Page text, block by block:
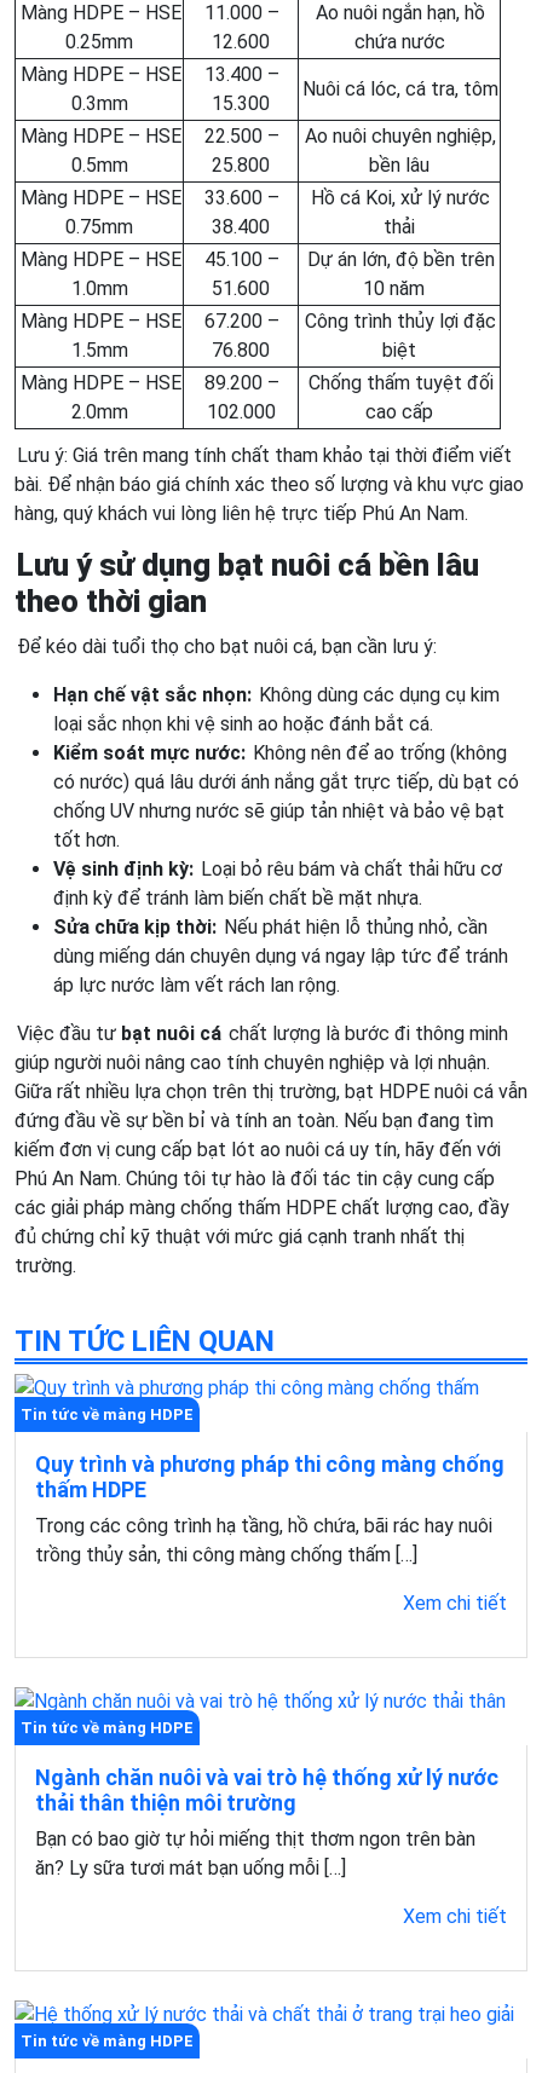
Màng HDPE – HSE
0.25mm
11.000 –
12.600
Ao nuôi ngắn hạn, hồ
chứa nước
Màng HDPE – HSE
0.3mm
13.400 –
15.300
Nuôi cá lóc, cá tra, tôm
Màng HDPE – HSE
0.5mm
22.500 –
25.800
Ao nuôi chuyên nghiệp,
bền lâu
Màng HDPE – HSE
0.75mm
33.600 –
38.400
Hồ cá Koi, xử lý nước
thải
Màng HDPE – HSE
1.0mm
45.100 –
51.600
Dự án lớn, độ bền trên
10 năm
Màng HDPE – HSE
1.5mm
67.200 –
76.800
Công trình thủy lợi đặc
biệt
Màng HDPE – HSE
2.0mm
89.200 –
102.000
Chống thấm tuyệt đối
cao cấp
Lưu ý: Giá trên mang tính chất tham khảo tại thời điểm viết
bài. Để nhận báo giá chính xác theo số lượng và khu vực giao
hàng, quý khách vui lòng liên hệ trực tiếp Phú An Nam.
Lưu ý sử dụng bạt nuôi cá bền lâu
theo thời gian
Để kéo dài tuổi thọ cho bạt nuôi cá, bạn cần lưu ý:
Hạn chế vật sắc nhọn: Không dùng các dụng cụ kim
loại sắc nhọn khi vệ sinh ao hoặc đánh bắt cá.
Kiểm soát mực nước: Không nên để ao trống (không
có nước) quá lâu dưới ánh nắng gắt trực tiếp, dù bạt có
chống UV nhưng nước sẽ giúp tản nhiệt và bảo vệ bạt
tốt hơn.
Vệ sinh định kỳ: Loại bỏ rêu bám và chất thải hữu cơ
định kỳ để tránh làm biến chất bề mặt nhựa.
Sửa chữa kịp thời: Nếu phát hiện lỗ thủng nhỏ, cần
dùng miếng dán chuyên dụng vá ngay lập tức để tránh
áp lực nước làm vết rách lan rộng.
Việc đầu tư bạt nuôi cá chất lượng là bước đi thông minh
giúp người nuôi nâng cao tính chuyên nghiệp và lợi nhuận.
Giữa rất nhiều lựa chọn trên thị trường, bạt HDPE nuôi cá vẫn
đứng đầu về sự bền bỉ và tính an toàn. Nếu bạn đang tìm
kiếm đơn vị cung cấp bạt lót ao nuôi cá uy tín, hãy đến với
Phú An Nam. Chúng tôi tự hào là đối tác tin cậy cung cấp
các giải pháp màng chống thấm HDPE chất lượng cao, đầy
đủ chứng chỉ kỹ thuật với mức giá cạnh tranh nhất thị
trường.
TIN TỨC LIÊN QUAN
Tin tức về màng HDPE
Quy trình và phương pháp thi công màng chống
thấm HDPE
Trong các công trình hạ tầng, hồ chứa, bãi rác hay nuôi
trồng thủy sản, thi công màng chống thấm […]
Xem chi tiết
Tin tức về màng HDPE
Ngành chăn nuôi và vai trò hệ thống xử lý nước
thải thân thiện môi trường
Bạn có bao giờ tự hỏi miếng thịt thơm ngon trên bàn
ăn? Ly sữa tươi mát bạn uống mỗi […]
Xem chi tiết
Tin tức về màng HDPE